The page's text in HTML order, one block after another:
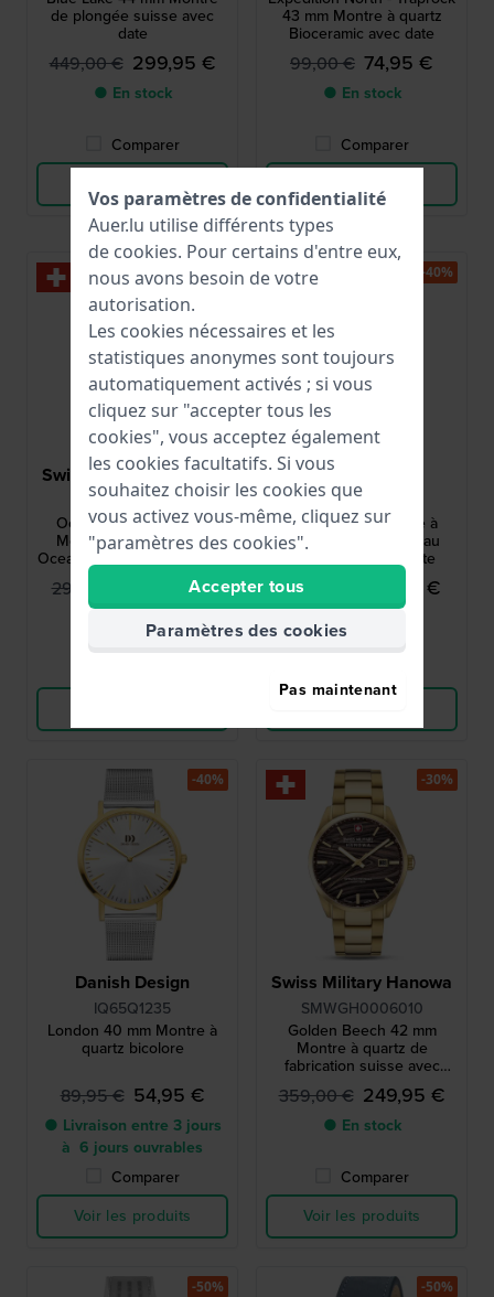
de plongée suisse avec
date
449,00 € 299,95 €
● En stock
Comparer
43 mm Montre à quartz
Bioceramic avec date
99,00 € 74,95 €
● En stock
Comparer
Swiss Military Hanowa
SMWGN0001185
Ocean Pioneer 45 mm
Montre à quartz #Tide
Ocean Plastic de fabrication
suisse avec date
299,00 € 199,95 €
-35%
Jacob Jensen
JJ274
Strata 41 mm Montre à
quartz pour homme au
design noir avec date
219,00 € 129,95 €
● En stock
-40%
Danish Design
IQ65Q1235
London 40 mm Montre à
quartz bicolore
89,95 € 54,95 €
● Livraison entre 3 jours
à 6 jours ouvrables
Comparer
Voir les produits
-40%
Swiss Military Hanowa
SMWGH0006010
Golden Beech 42 mm
Montre à quartz de
fabrication suisse avec
cadran d'inspiration
forestière
359,00 € 249,95 €
● En stock
Comparer
Voir les produits
-30%
-50% -50%
Vos paramètres de confidentialité
Auer.lu utilise différents types
de cookies. Pour certains d'entre eux,
nous avons besoin de votre
autorisation.
Les cookies nécessaires et les
statistiques anonymes sont toujours
automatiquement activés ; si vous
cliquez sur "accepter tous les
cookies", vous acceptez également
les cookies facultatifs. Si vous
souhaitez choisir les cookies que
vous activez vous-même, cliquez sur
"paramètres des cookies".
Accepter tous
Paramètres des cookies
Pas maintenant